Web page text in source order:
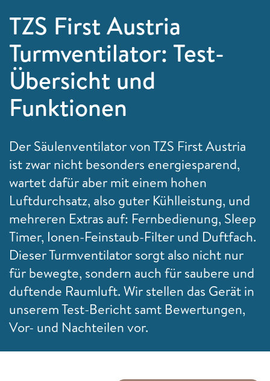
TZS First Austria
Turmventilator: Test-
Übersicht und
Funktionen
Der Säulenventilator von TZS First Austria
ist zwar nicht besonders energiesparend,
wartet dafür aber mit einem hohen
Luftdurchsatz, also guter Kühlleistung, und
mehreren Extras auf: Fernbedienung, Sleep
Timer, Ionen-Feinstaub-Filter und Duftfach.
Dieser Turmventilator sorgt also nicht nur
für bewegte, sondern auch für saubere und
duftende Raumluft. Wir stellen das Gerät in
unserem Test-Bericht samt Bewertungen,
Vor- und Nachteilen vor.